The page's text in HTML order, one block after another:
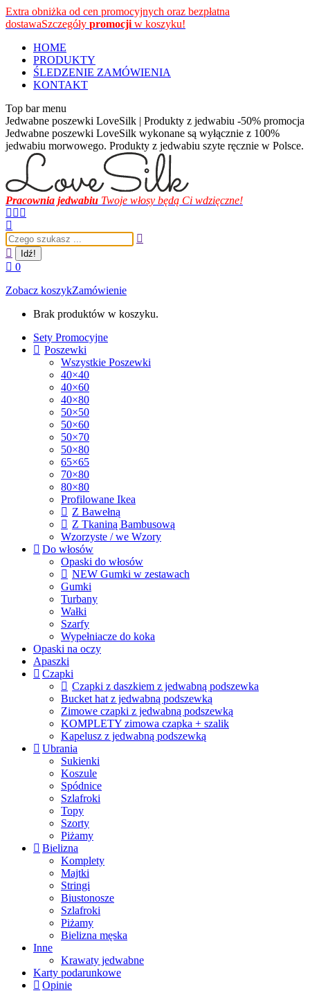
Przewiń
do
Extra obniżka od cen promocyjnych oraz bezpłatna
dostawaSzczegóły promocji w koszyku!
HOME
PRODUKTY
ŚLEDZENIE ZAMÓWIENIA
KONTAKT
Top bar menu
Jedwabne poszewki LoveSilk | Produkty z jedwabiu -50% promocja
Jedwabne poszewki LoveSilk wykonane są wyłącznie z 100%
jedwabiu morwowego. Produkty z jedwabiu szyte ręcznie w Polsce.
Pracownia jedwabiu Twoje włosy będą Ci wdzięczne!
Facebook
opens
in
new
window
Instagram
opens
in
new
window
opens
in
new
Szukaj:
0
Zobacz koszykZamówienie
Brak produktów w koszyku.
Sety Promocyjne
Poszewki
Wszystkie Poszewki
40×40
40×60
40×80
50×50
50×60
50×70
50×80
65×65
70×80
80×80
Profilowane Ikea
Z Bawełną
Z Tkaniną Bambusową
Wzorzyste / we Wzory
Do włosów
Opaski do włosów
NEW Gumki w zestawach
Gumki
Turbany
Wałki
Szarfy
Wypełniacze do koka
Opaski na oczy
Apaszki
Czapki
Czapki z daszkiem z jedwabną podszewka
Bucket hat z jedwabną podszewką
Zimowe czapki z jedwabną podszewką
KOMPLETY zimowa czapka + szalik
Kapelusz z jedwabną podszewką
Ubrania
Sukienki
Koszule
Spódnice
Szlafroki
Topy
Szorty
Piżamy
Bielizna
Komplety
Majtki
Stringi
Biustonosze
Szlafroki
Piżamy
Bielizna męska
Inne
Krawaty jedwabne
Karty podarunkowe
Opinie